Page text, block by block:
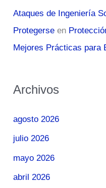
Ataques de Ingeniería
Protegerse en
Mejores Prácticas para
Archivos
agosto 2026
julio 2026
mayo 2026
abril 2026